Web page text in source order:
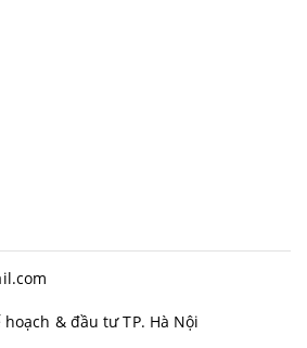
& đầu tư TP. Hà Nội